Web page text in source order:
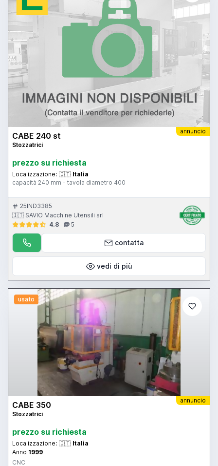
annuncio
CABE 240 st
Stozzatrici
prezzo su richiesta
Localizzazione: 🇮🇹 Italia
capacità 240 mm - tavola diametro 400
25IND3385
🇮🇹 SAVIO Macchine Utensili srl
4.8
5
contatta
vedi di più
usato
annuncio
CABE 350
Stozzatrici
prezzo su richiesta
Localizzazione: 🇮🇹 Italia
Anno 1999
CNC